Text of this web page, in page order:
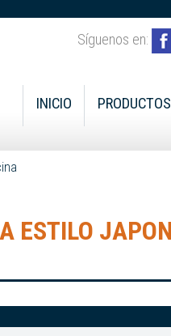
Síguenos en:
INICIO PRODUCTOS
ESTILO